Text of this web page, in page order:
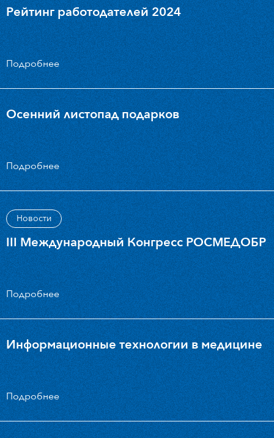
Рейтинг работодателей 2024
Подробнее
Осенний листопад подарков
Подробнее
Новости
III Международный Конгресс РОСМЕДОБР
Подробнее
Информационные технологии в медицине
Подробнее